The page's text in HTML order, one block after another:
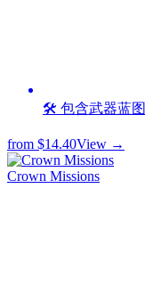
🛠️ 包含武器蓝图
from $14.40View →
Crown Missions